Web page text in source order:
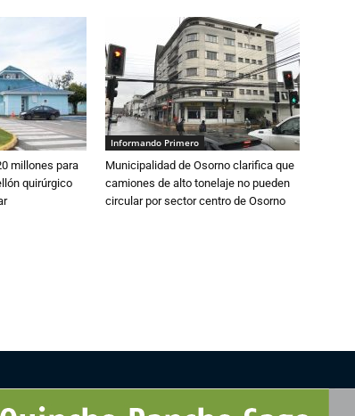
millones para
quirúrgico
Informando Primero
Municipalidad de Osorno clarifica que
camiones de alto tonelaje no pueden
circular por sector centro de Osorno